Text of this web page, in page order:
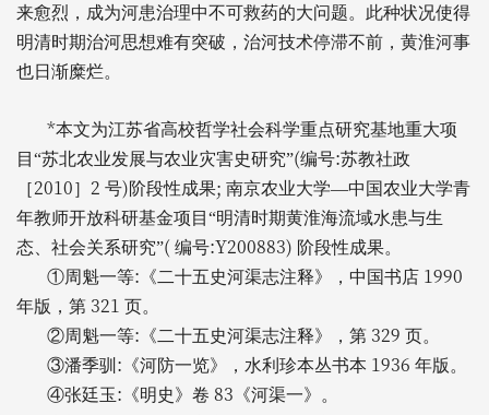
来愈烈，成为河患治理中不可救药的大问题。此种状况使得
明清时期治河思想难有突破，治河技术停滞不前，黄淮河事
也日渐糜烂。
*本文为江苏省高校哲学社会科学重点研究基地重大项
目“苏北农业发展与农业灾害史研究”(编号:苏教社政
［2010］ 2 号)阶段性成果; 南京农业大学—中国农业大学青
年教师开放科研基金项目“明清时期黄淮海流域水患与生
态、社会关系研究”( 编号:Y200883) 阶段性成果。
①周魁一等: 《二十五史河渠志注释》，中国书店 1990
年版，第 321 页。
②周魁一等: 《二十五史河渠志注释》，第 329 页。
③潘季驯 : 《河防一览》，水利珍本丛书本 1936 年版。
④张廷玉: 《明史》卷 83 《河渠一》。